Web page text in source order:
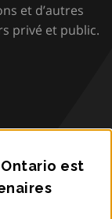
est
et d’autres
privé et public.